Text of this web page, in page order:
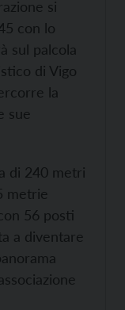
si
con lo
sul palcola
di Vigo
la
sue
di 240 metri
metrie
56 posti
a diventare